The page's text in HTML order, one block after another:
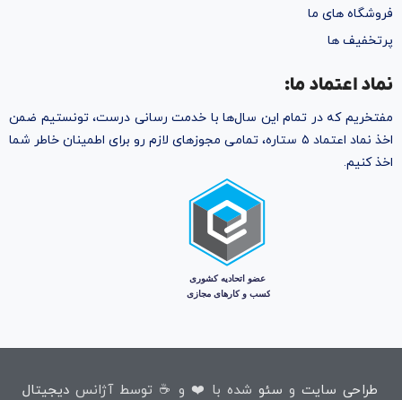
فروشگاه های ما
پرتخفیف ها
نماد اعتماد ما:
مفتخریم که در تمام این سال‌ها با خدمت رسانی درست، تونستیم ضمن
اخذ نماد اعتماد ۵ ستاره، تمامی مجوز‌های لازم رو برای اطمینان خاطر شما
اخذ کنیم.
طراحی سایتو سئو شده با ❤️ و ☕ توسط آژانس دیجیتال